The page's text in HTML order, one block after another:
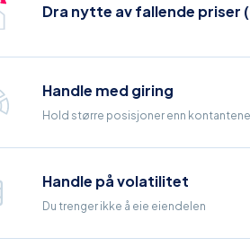
Dra nytte av fallende priser
Handle med giring
Hold større posisjoner enn
Handle på volatilitet
Du trenger ikke å eie eiendelen